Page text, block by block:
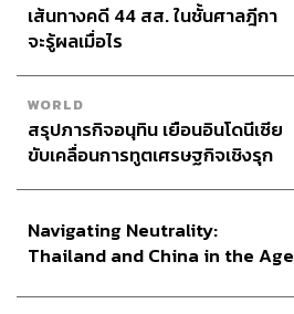
เส้นทางคดี 44 สส. ในชั้นศาลฎีกา
จะรู้ผลเมื่อไร
WORLD
สรุปภารกิจอนุทิน เยือนอินโดนีเซีย
ขับเคลื่อนการทูตเศรษฐกิจเชิงรุก
Navigating Neutrality:
Thailand and China in the Age